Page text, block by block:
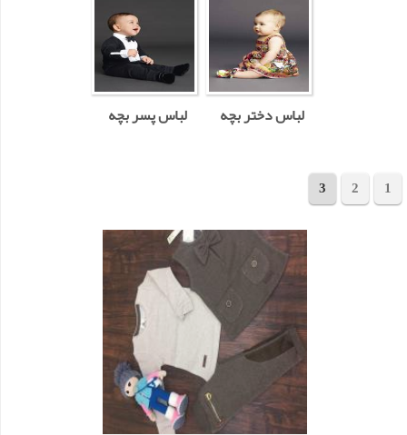
لباس دختر بچه لباس پسر بچه
1
2
3